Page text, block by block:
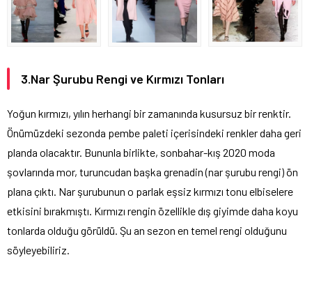
3.Nar Şurubu Rengi ve Kırmızı Tonları
Yoğun kırmızı, yılın herhangi bir zamanında kusursuz bir renktir.
Önümüzdeki sezonda pembe paleti içerisindeki renkler daha geri
planda olacaktır. Bununla birlikte, sonbahar-kış 2020 moda
şovlarında mor, turuncudan başka grenadin (nar şurubu rengi) ön
plana çıktı. Nar şurubunun o parlak eşsiz kırmızı tonu elbiselere
etkisini bırakmıştı. Kırmızı rengin özellikle dış giyimde daha koyu
tonlarda olduğu görüldü. Şu an sezon en temel rengi olduğunu
söyleyebiliriz.